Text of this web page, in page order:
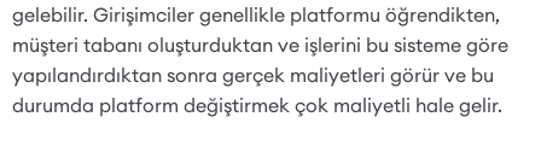
gelebilir. Girişimciler genellikle platformu öğrendikten,
müşteri tabanı oluşturduktan ve işlerini bu sisteme göre
yapılandırdıktan sonra gerçek maliyetleri görür ve bu
durumda platform değiştirmek çok maliyetli hale gelir.